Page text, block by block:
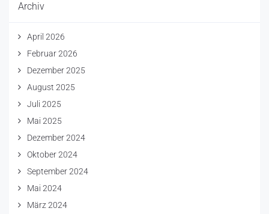
Archiv
April 2026
Februar 2026
Dezember 2025
August 2025
Juli 2025
Mai 2025
Dezember 2024
Oktober 2024
September 2024
Mai 2024
März 2024